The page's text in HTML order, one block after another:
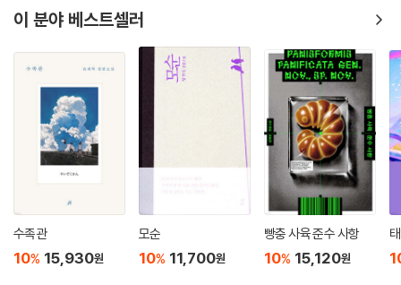
“이게 무슨 짓이오. 저 사람은 죄가 없으니 당장 풀어주시오.”
석리의 당당한 눈빛을 대하자 윤교찬은 거의 미쳐버릴 듯했다.
“네가 이놈을 시켜 숙현 아씨에게 색동 주머니를 주었느냐?”
석리의 눈길이 노비의 어깨로 옮겨 갔다. 껍질이 짓무른 살 사이로 피가 흘
러내리는 것이 눈에 들어왔다.
“저 인두가 네놈 눈깔엔 안 보인단 말이냐? 어서 말하라! 어서 말하란 말이
다! 삿된 연정을 품어 알록달록 어여쁜 색동 주머니를 숙현 아씨에게 주었
윤교찬의 눈길은 질투로 이글이글 타올랐다.
--- p.134
강백창의 입가에 조소가 번졌다.
존재를 지켜낸 견고한 방패이다. 또한 인류사적으로 보아도 문자를 권력의
도구에서 인간의 권리로 이동시킨 문명의 전환점이다.”라고. 지금 전 세계
가 K-컬처에 열광하는 이유, 그 폭발적인 에너지의 근원이 바로 500년 전
세종이 뿌린 씨앗에 있음을 『세종의 나라』는 증명해 보인다.
지금 이 순간에도 우리는 한글로 생각하고, 한글로 소통하며 살아간다. 『세
종의 나라』는 500년 전 가장 고독했던 왕의 위대한 선택이 오늘날 우리에
게 어떤 의미를 갖는지 되새기게 하는, 대한민국 국민이라면 꼭 읽어야 할
이 분야 베스트셀러
수족관
10% 15,930원
모순
10% 11,700원
빵충 사육 준수 사항
10% 15,120원